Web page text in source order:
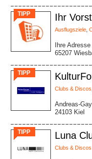
TIPP Ihr
Ausflugsziele
Ihre Adresse
65207
TIPP
Clubs & Discos
Andreas-
24103 Kiel
TIPP Luna
Clubs & Discos